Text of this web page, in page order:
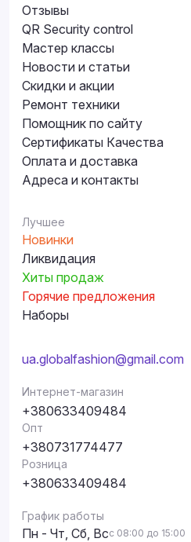
Отзывы
QR Security control
Мастер классы
Новости и статьи
Скидки и акции
Ремонт техники
Помощник по сайту
Сертификаты Качества
Оплата и доставка
Адреса и контакты
Лучшее
Новинки
Ликвидация
Хиты продаж
Горячие предложения
Наборы
ua.globalfashion@gmail.com
Интернет-магазин
+380633409484
Опт
+380731774477
Розница
+380633409484
График работы
Пн - Чт, Сб, Всс 08:00 до 15:00